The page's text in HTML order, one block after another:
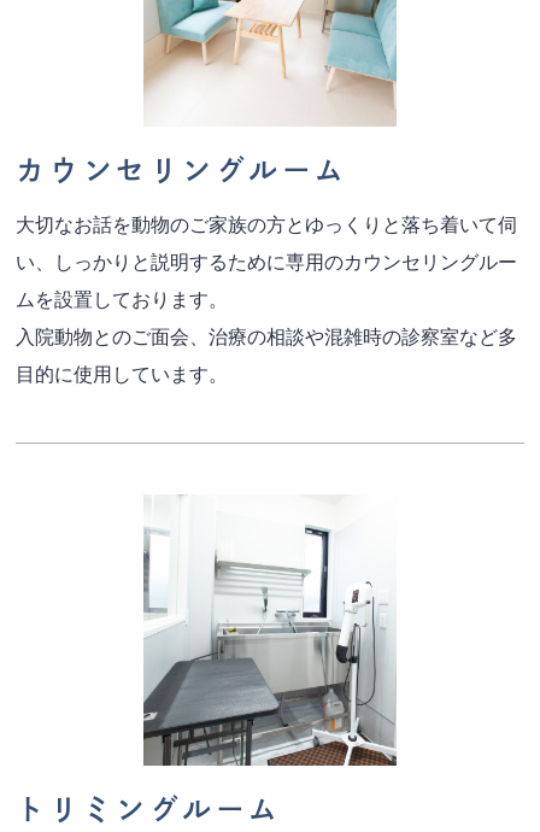
カウンセリングルーム
大切なお話を動物のご家族の方とゆっくりと落ち着いて伺
い、しっかりと説明するために専用のカウンセリングルー
ムを設置しております。
入院動物とのご面会、治療の相談や混雑時の診察室など多
目的に使用しています。
トリミングルーム